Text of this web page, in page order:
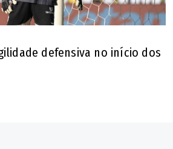
defensiva no início dos